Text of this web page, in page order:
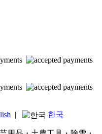
| 한국